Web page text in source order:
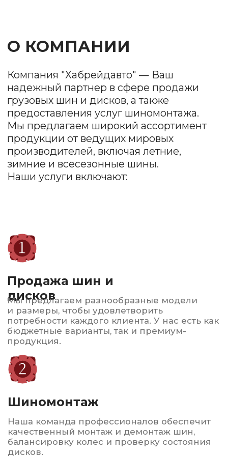
бюджетные варианты, так и премиум-
продукция.
Шиномонтаж
Наша команда профессионалов обеспечит
качественный монтаж и демонтаж шин,
балансировку колес и проверку состояния
дисков.
Заправка
Автострахование
ОСАГО и КАСКО по выгодным ценам
Консультация и
подбор
Наши эксперты помогут вам выбрать
оптимальные шины и диски в зависимости
от вашего автомобиля и условий
Сервисное
обслуживание